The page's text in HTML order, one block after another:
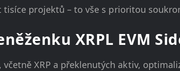
projektů – to vše s prioritou
XRPL EVM
XRP a překlenutých aktiv,